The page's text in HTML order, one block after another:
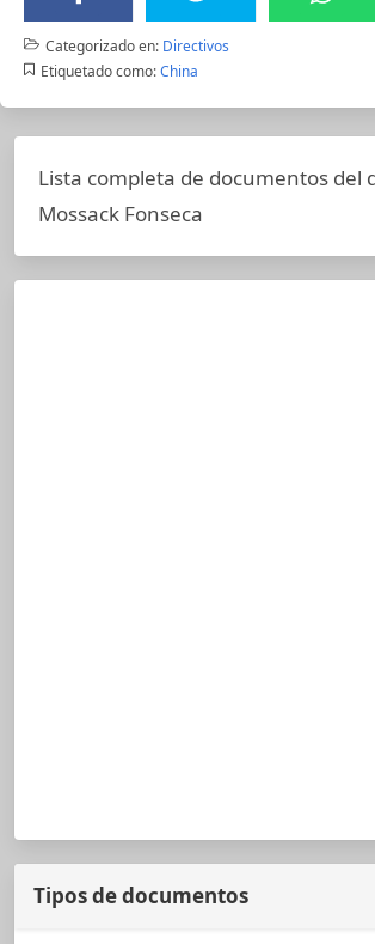
Categorizado en: Directivos
Etiquetado como: China
Lista completa de documentos del
Mossack Fonseca
Tipos de documentos